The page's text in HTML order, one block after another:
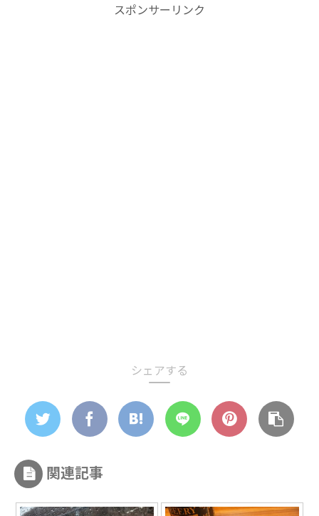
スポンサーリンク
シェアする
関連記事